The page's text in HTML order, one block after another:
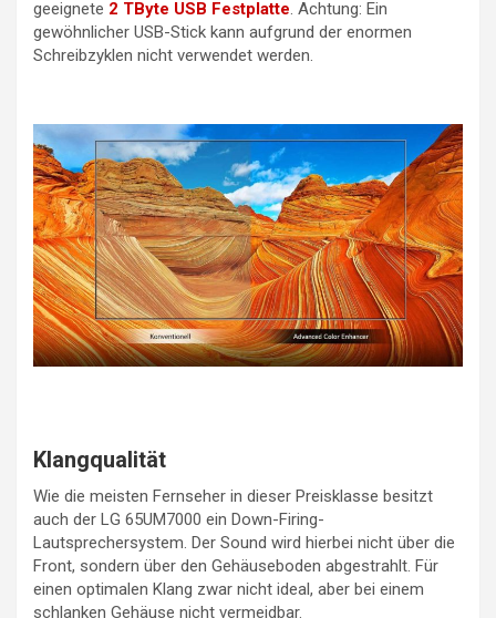
geeignete 2 TByte USB Festplatte. Achtung: Ein
gewöhnlicher USB-Stick kann aufgrund der enormen
Schreibzyklen nicht verwendet werden.
Klangqualität
Wie die meisten Fernseher in dieser Preisklasse besitzt
auch der LG 65UM7000 ein Down-Firing-
Lautsprechersystem. Der Sound wird hierbei nicht über die
Front, sondern über den Gehäuseboden abgestrahlt. Für
einen optimalen Klang zwar nicht ideal, aber bei einem
schlanken Gehäuse nicht vermeidbar.